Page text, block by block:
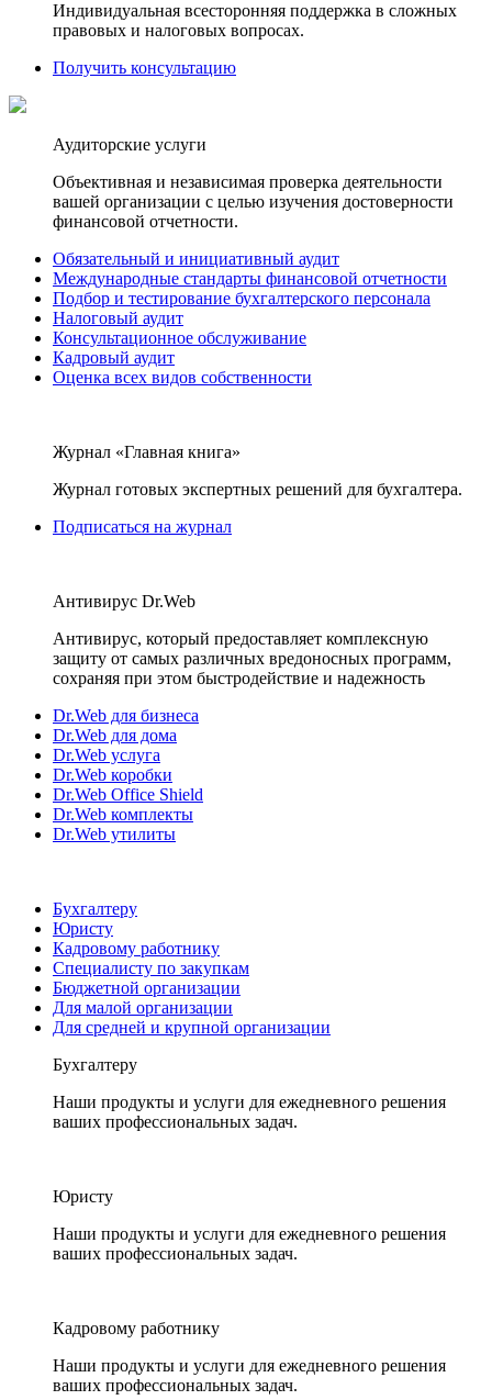
Индивидуальная всесторонняя поддержка в сложных
правовых и налоговых вопросах.
Получить консультацию
Аудиторские услуги
Объективная и независимая проверка деятельности
вашей организации с целью изучения достоверности
финансовой отчетности.
Обязательный и инициативный аудит
Международные стандарты финансовой отчетности
Подбор и тестирование бухгалтерского персонала
Налоговый аудит
Консультационное обслуживание
Кадровый аудит
Оценка всех видов собственности
Журнал «Главная книга»
Журнал готовых экспертных решений для бухгалтера.
Подписаться на журнал
Антивирус Dr.Web
Антивирус, который предоставляет комплексную
защиту от самых различных вредоносных программ,
сохраняя при этом быстродействие и надежность
Dr.Web для бизнеса
Dr.Web для дома
Dr.Web услуга
Dr.Web коробки
Dr.Web Office Shield
Dr.Web комплекты
Dr.Web утилиты
Бухгалтеру
Юристу
Кадровому работнику
Специалисту по закупкам
Бюджетной организации
Для малой организации
Для средней и крупной организации
Бухгалтеру
Наши продукты и услуги для ежедневного решения
ваших профессиональных задач.
Юристу
Наши продукты и услуги для ежедневного решения
ваших профессиональных задач.
Кадровому работнику
Наши продукты и услуги для ежедневного решения
ваших профессиональных задач.